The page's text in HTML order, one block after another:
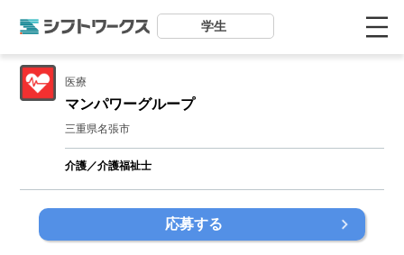
学生
医療
マンパワーグループ
三重県名張市
介護／介護福祉士
応募する